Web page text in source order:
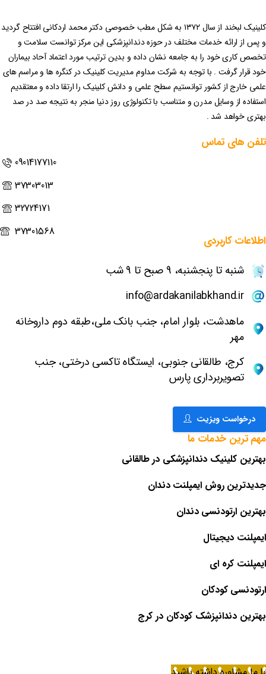
کلینیک لبخند از سال ۱۳۷۲ به شکل مطب خصوصی دکتر محمد اردکانی افتتاح گردید
و پس از ارائه خدمات مختلف در حوزه دندانپزشکی این مرکز توانست سلامت و
تخصص کاری خود را به جامعه نشان داده و بدین ترتیب مورد اعتماد آحاد بیماران
خود قرار گرفت . با توجه به شرکت مداوم مدیریت کلینیک در کنگره ها و مراسم های
علمی خارج از کشور توانستیم سطح علمی و دانش کلینیک را ارتقا داده و معتقدیم
استفاده از وسایل مدرن و متناسب با تکنولوژی روز دنیا منجر به نتیجه صد در صد
بهتری خواهد شد .
تلفن های تماس
09014177110
37303013
32724171
37301568
اطلاعات کاربردی
شنبه تا پنجشنبه، 9 صبح تا 9 شب
info@ardakanilabkhand.ir
ماهدشت، بلوار امام، جنب بانک ملی،طبقه دوم داروخانه
مهر
کرج، طالقانی جنوبی، ایستگاه تاکسی درختی، جنب
تصویربرداری پارس
درخواست ویزیت
مهم ترین خدمات ما
بهترین کلینیک دندانپزشکی در طالقانی
جدیدترین روش ایمپلنت دندان
بهترین ارتودنسی دندان
ایمپلنت دیجیتال
ایمپلنت کره ای
ارتودنسی کودکان
بهترین دندانپزشک کودکان در کرج